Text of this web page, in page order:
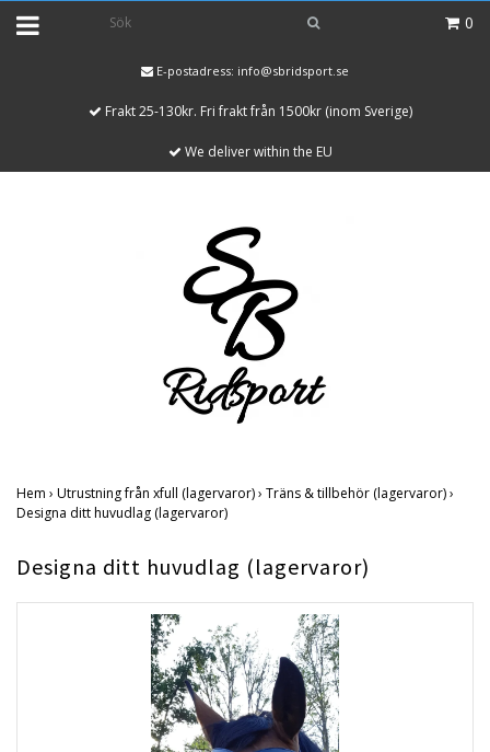
0
E-postadress: info@sbridsport.se
Frakt 25-130kr. Fri frakt från 1500kr (inom Sverige)
We deliver within the EU
Hem › Utrustning från xfull (lagervaror)› Träns & tillbehör (lagervaror)›
Designa ditt huvudlag (lagervaror)
Designa ditt huvudlag (lagervaror)